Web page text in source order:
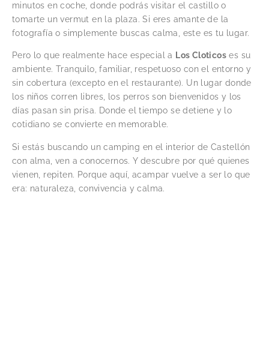
minutos en coche, donde podrás visitar el castillo o
tomarte un vermut en la plaza. Si eres amante de la
fotografía o simplemente buscas calma, este es tu lugar.
Pero lo que realmente hace especial a Los Cloticos es su
ambiente. Tranquilo, familiar, respetuoso con el entorno y
sin cobertura (excepto en el restaurante). Un lugar donde
los niños corren libres, los perros son bienvenidos y los
días pasan sin prisa. Donde el tiempo se detiene y lo
cotidiano se convierte en memorable.
Si estás buscando un camping en el interior de Castellón
con alma, ven a conocernos. Y descubre por qué quienes
vienen, repiten. Porque aquí, acampar vuelve a ser lo que
era: naturaleza, convivencia y calma.